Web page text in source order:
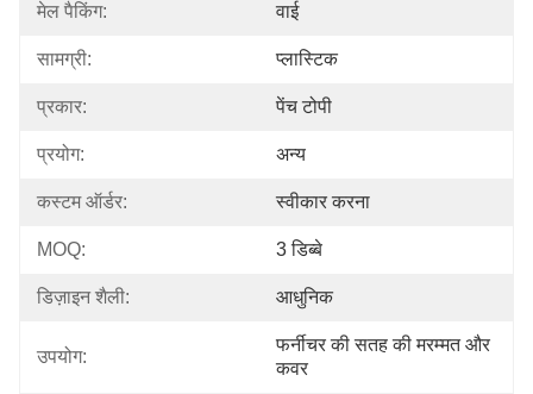
मेल पैकिंग: वाई
सामग्री: प्लास्टिक
प्रकार: पेंच टोपी
प्रयोग: अन्य
कस्टम ऑर्डर: स्वीकार करना
MOQ: 3 डिब्बे
डिज़ाइन शैली: आधुनिक
उपयोग:
फर्नीचर की सतह की मरम्मत और
कवर